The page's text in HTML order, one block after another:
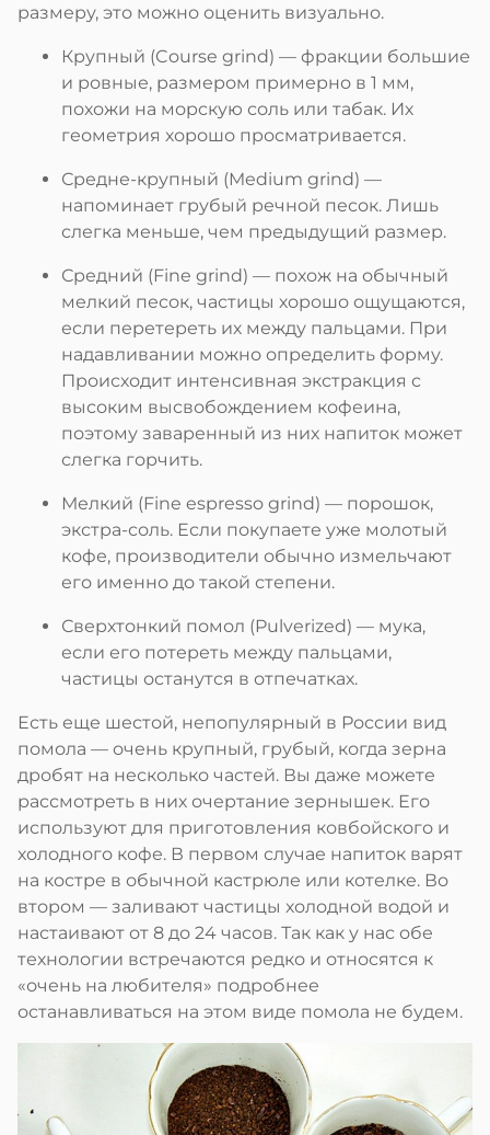
размеру, это можно оценить визуально.
Крупный (Course grind) — фракции большие
и ровные, размером примерно в 1 мм,
похожи на морскую соль или табак. Их
геометрия хорошо просматривается.
Средне-крупный (Medium grind) —
напоминает грубый речной песок. Лишь
слегка меньше, чем предыдущий размер.
Средний (Fine grind) — похож на обычный
мелкий песок, частицы хорошо ощущаются,
если перетереть их между пальцами. При
надавливании можно определить форму.
Происходит интенсивная экстракция с
высоким высвобождением кофеина,
поэтому заваренный из них напиток может
слегка горчить.
Мелкий (Fine espresso grind) — порошок,
экстра-соль. Если покупаете уже молотый
кофе, производители обычно измельчают
его именно до такой степени.
Сверхтонкий помол (Pulverized) — мука,
если его потереть между пальцами,
частицы останутся в отпечатках.
Есть еще шестой, непопулярный в России вид
помола — очень крупный, грубый, когда зерна
дробят на несколько частей. Вы даже можете
рассмотреть в них очертание зернышек. Его
используют для приготовления ковбойского и
холодного кофе. В первом случае напиток варят
на костре в обычной кастрюле или котелке. Во
втором — заливают частицы холодной водой и
настаивают от 8 до 24 часов. Так как у нас обе
технологии встречаются редко и относятся к
«очень на любителя» подробнее
останавливаться на этом виде помола не будем.